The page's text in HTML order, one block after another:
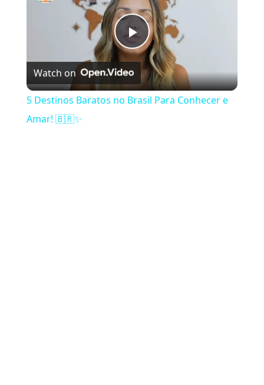
Play Video
Watch on
5 Destinos Baratos no Brasil Para Conhecer e
Amar! 🇧🇷✨